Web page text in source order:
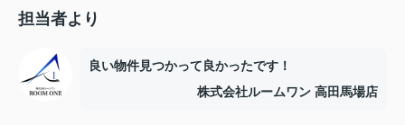
担当者より
良い物件見つかって良かったです！
株式会社ルームワン 高田馬場店